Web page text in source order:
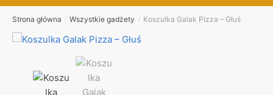
Strona główna / Wszystkie gadżety / Koszulka Galak Pizza – Głuś